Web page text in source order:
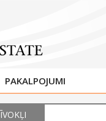
PAKALPOJUMI